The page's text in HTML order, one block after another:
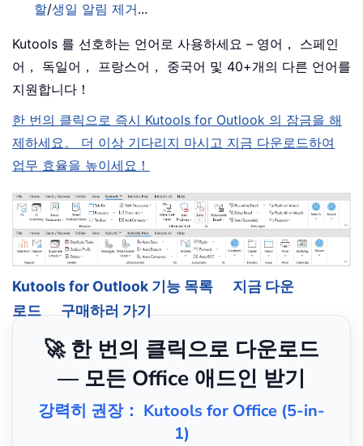
할/생일 알림 제거...
Kutools 를 선호하는 언어로 사용하세요 – 영어， 스페인
어， 독일어， 프랑스어， 중국어 및 40+개의 다른 언어를
지원합니다！
한 번의 클릭으로 즉시 Kutools for Outlook 의 잠금을 해
제하세요。 더 이상 기다리지 마시고 지금 다운로드하여
업무 효율을 높이세요！
Kutools for Outlook 기능 목록
지금 다운
로드
구매하러 가기
🚀 한 번의 클릭으로 다운로드
— 모든 Office 애드인 받기
강력히 권장： Kutools for Office (5-in-
1)